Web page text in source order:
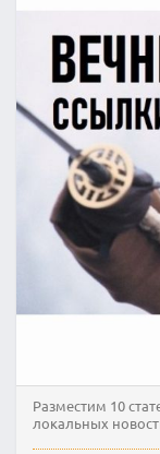
Разместим 10
локальных